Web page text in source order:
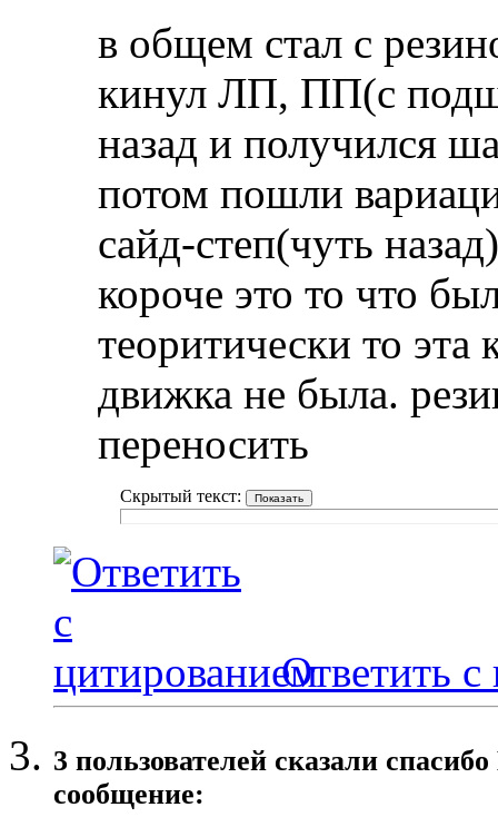
в общем стал с
кинул ЛП, ПП(с
назад и получился
потом пошли
сайд-степ(чуть
короче это то что
теоритически то
движка не была.
переносить
Скрытый текст:
Ответить с
3 пользователей сказали
сообщение: